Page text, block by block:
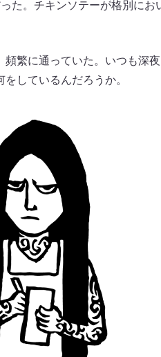
た。チキンソテーが格別にお
繁に通っていた。いつも深
しているんだろうか。